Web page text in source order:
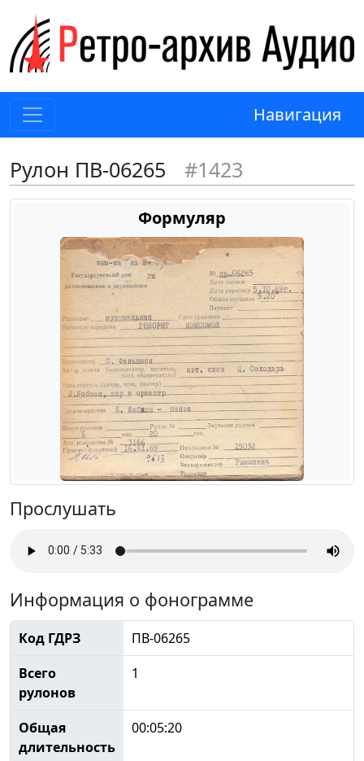
Навигация
Рулон ПВ-06265 #1423
Формуляр
Прослушать
Информация о фонограмме
Код ГДРЗ
ПВ-06265
Всего
рулонов
1
Общая
длительность
00:05:20